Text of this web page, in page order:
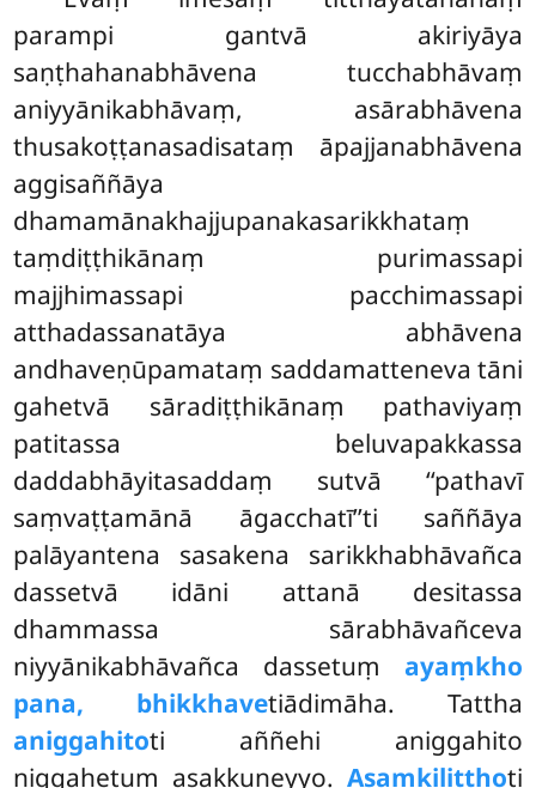
parampi gantvā akiriyāya
saṇṭhahanabhāvena tucchabhāvaṃ
aniyyānikabhāvaṃ, asārabhāvena
thusakoṭṭanasadisataṃ āpajjanabhāvena
aggisaññāya
dhamamānakhajjupanakasarikkhataṃ
taṃdiṭṭhikānaṃ purimassapi
majjhimassapi pacchimassapi
atthadassanatāya abhāvena
andhaveṇūpamataṃ saddamatteneva tāni
gahetvā sāradiṭṭhikānaṃ pathaviyaṃ
patitassa beluvapakkassa
daddabhāyitasaddaṃ sutvā ‘‘pathavī
saṃvaṭṭamānā āgacchatī’’ti saññāya
palāyantena sasakena sarikkhabhāvañca
dassetvā idāni attanā desitassa
dhammassa sārabhāvañceva
niyyānikabhāvañca dassetuṃ ayaṃkho
pana, bhikkhavetiādimāha. Tattha
aniggahitoti aññehi aniggahito
niggahetuṃ asakkuṇeyyo. Asaṃkiliṭṭhoti